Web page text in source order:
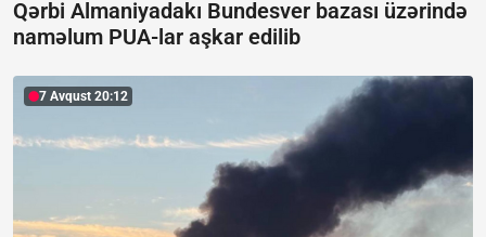
Qərbi Almaniyadakı Bundesver bazası üzərində
naməlum PUA-lar aşkar edilib
7 Avqust 20:12